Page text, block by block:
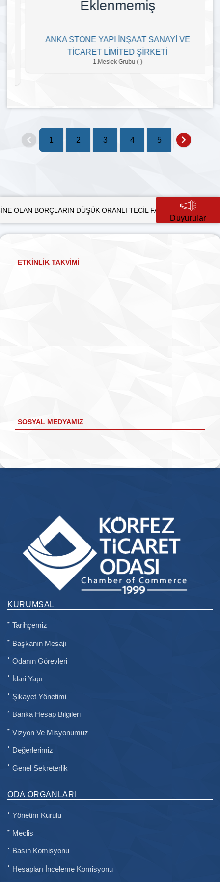
Eklenmemiş
ANKA STONE YAPI İNŞAAT SANAYİ VE
TİCARET LİMİTED ŞİRKETİ
1.Meslek Grubu (-)
1 2 3 4 5 6
TECİL FAİZİ İLE TAKSİTLENDİRİLMESİ Ticaret
Duyurular
ETKINLIK TAKVIMI
SOSYAL MEDYAMIZ
KURUMSAL
Tarihçemiz
Başkanın Mesajı
Odanın Görevleri
İdari Yapı
Şikayet Yönetimi
Banka Hesap Bilgileri
Vizyon Ve Misyonumuz
Değerlerimiz
Genel Sekreterlik
ODA ORGANLARI
Yönetim Kurulu
Meclis
Basın Komisyonu
Hesapları İnceleme Komisyonu